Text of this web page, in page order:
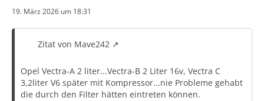
19. März 2026 um 18:31
Zitat von Mave242
Opel Vectra-A 2 liter...Vectra-B 2 Liter 16v, Vectra C
3,2liter V6 später mit Kompressor...nie Probleme gehabt
die durch den Filter hätten eintreten können.